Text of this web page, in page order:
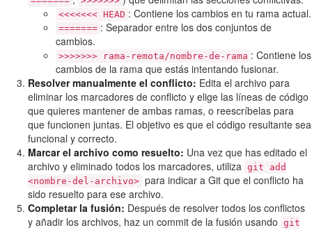
<<<<<<< HEAD : Contiene los cambios en tu rama actual.
======= : Separador entre los dos conjuntos de
cambios.
>>>>>>> rama-remota/nombre-de-rama : Contiene los
cambios de la rama que estás intentando fusionar.
Resolver manualmente el conflicto: Edita el archivo para
eliminar los marcadores de conflicto y elige las líneas de código
que quieres mantener de ambas ramas, o reescríbelas para
que funcionen juntas. El objetivo es que el código resultante sea
funcional y correcto.
Marcar el archivo como resuelto: Una vez que has editado el
archivo y eliminado todos los marcadores, utiliza git add
<nombre-del-archivo> para indicar a Git que el conflicto ha
sido resuelto para ese archivo.
Completar la fusión: Después de resolver todos los conflictos
y añadir los archivos, haz un commit de la fusión usando git